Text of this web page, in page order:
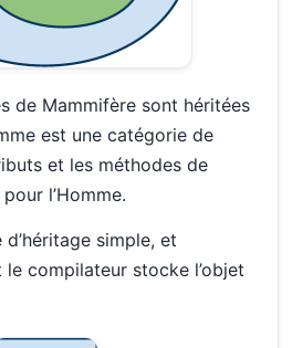
de Mammifère sont héritées
est une catégorie de
et les méthodes de
l’Homme.
simple, et
compilateur stocke l’objet